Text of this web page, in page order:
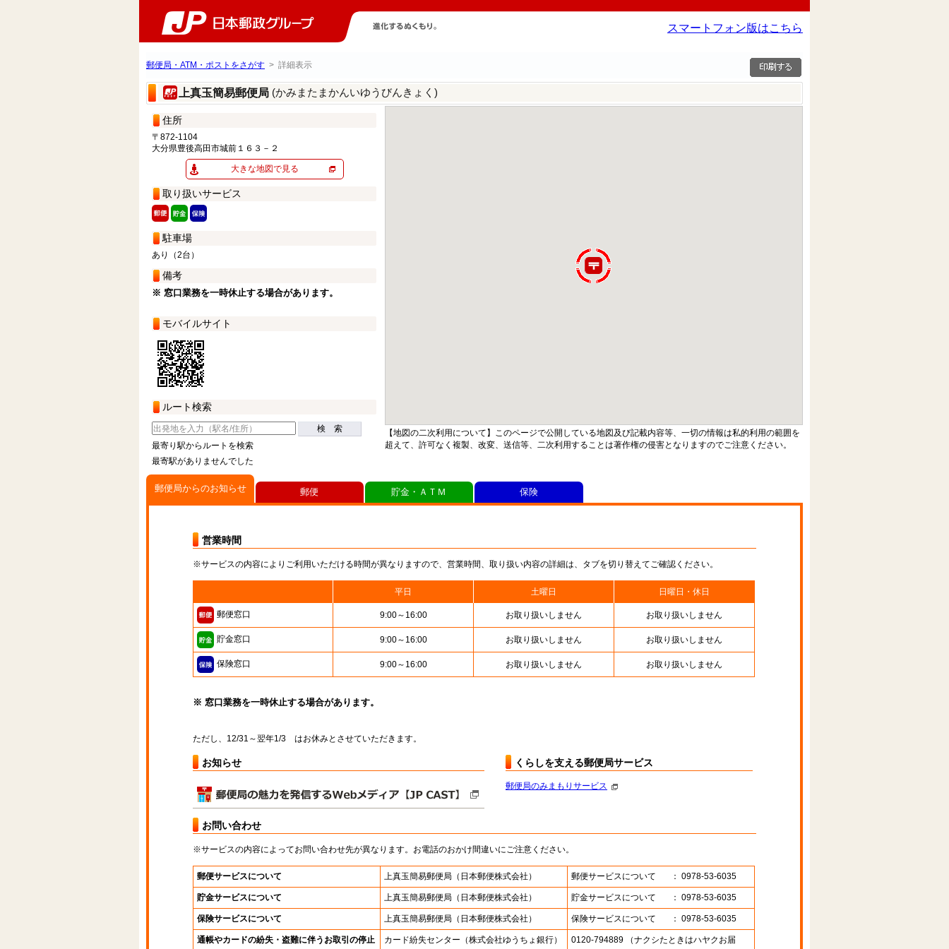
スマートフォン版はこちら
郵便局・ATM・ポストをさがす > 詳細表示
上真玉簡易郵便局 (かみまたまかんいゆうびんきょく)
住所
〒872-1104
大分県豊後高田市城前１６３－２
大きな地図で見る
取り扱いサービス
駐車場
あり（2台）
備考
※ 窓口業務を一時休止する場合があります。
モバイルサイト
ルート検索
検 索
最寄り駅からルートを検索
最寄駅がありませんでした
【地図の二次利用について】このページで公開している地図及び記載内容等、一切の情報は私的利用の範囲を
超えて、許可なく複製、改変、送信等、二次利用することは著作権の侵害となりますのでご注意ください。
郵便局からのお知らせ
営業時間
※サービスの内容によりご利用いただける時間が異なりますので、営業時間、取り扱い内容の詳細は、タブを切り替えてご確認ください。
平日 土曜日 日曜日・休日
郵便窓口 9:00～16:00 お取り扱いしません お取り扱いしません
貯金窓口 9:00～16:00 お取り扱いしません お取り扱いしません
保険窓口 9:00～16:00 お取り扱いしません お取り扱いしません
※ 窓口業務を一時休止する場合があります。
ただし、12/31～翌年1/3 はお休みとさせていただきます。
お知らせ くらしを支える郵便局サービス
郵便局のみまもりサービス
お問い合わせ
※サービスの内容によってお問い合わせ先が異なります。お電話のおかけ間違いにご注意ください。
郵便サービスについて 上真玉簡易郵便局 （日本郵便株式会社） 郵便サービスについて ： 0978-53-6035
貯金サービスについて 上真玉簡易郵便局 （日本郵便株式会社） 貯金サービスについて ： 0978-53-6035
保険サービスについて 上真玉簡易郵便局 （日本郵便株式会社） 保険サービスについて ： 0978-53-6035
通帳やカードの紛失・盗難に伴うお取引の停止 カード紛失センター （株式会社ゆうちょ銀行）
0120-794889 （ナクシたときはハヤクお届
郵便 貯金・ＡＴＭ 保険